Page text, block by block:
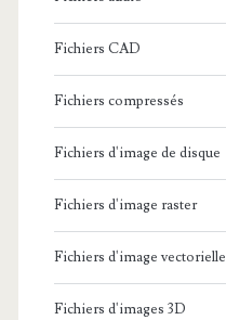
Fichiers CAD
Fichiers compressés
Fichiers d'image de disque
Fichiers d'image raster
Fichiers d'image vectorielle
Fichiers d'images 3D